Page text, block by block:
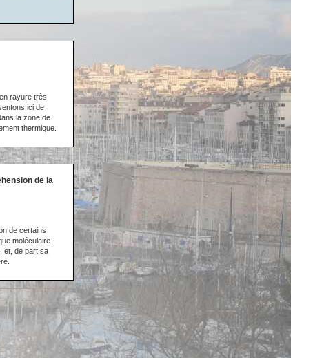
rayure très
ici de
la zone de
thermique.
de la
de certains
moléculaire
et, de part sa